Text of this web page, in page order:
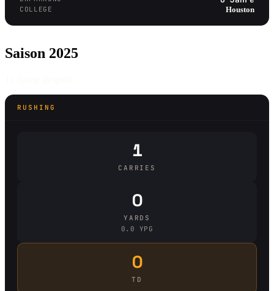
COLLEGE Houston
Saison 2025
RUSHING
1
CARRIES
0
YARDS
0.0 YPG
0
TD